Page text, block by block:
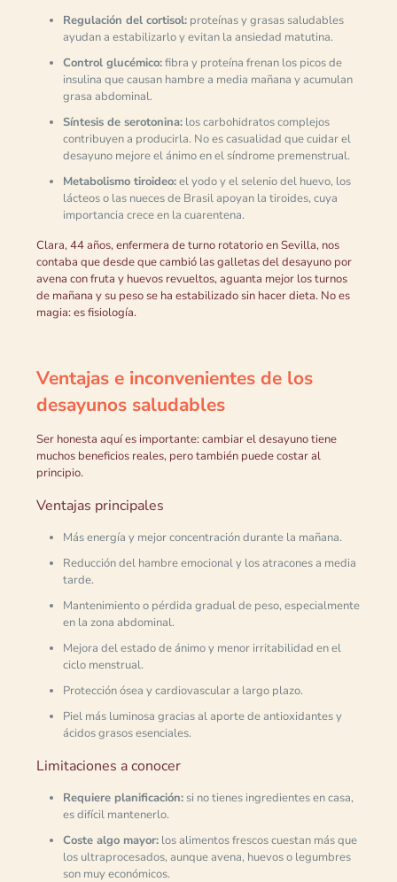
Regulación del cortisol:proteínas y grasas saludables
ayudan a estabilizarlo y evitan la ansiedad matutina.
Control glucémico:fibra y proteína frenan los picos de
insulina que causan hambre a media mañana y acumulan
grasa abdominal.
Síntesis de serotonina:los carbohidratos complejos
contribuyen a producirla. No es casualidad que cuidar el
desayuno mejore el ánimo en el síndrome premenstrual.
Metabolismo tiroideo:el yodo y el selenio del huevo, los
lácteos o las nueces de Brasil apoyan la tiroides, cuya
importancia crece en la cuarentena.
Clara, 44 años, enfermera de turno rotatorio en Sevilla, nos
contaba que desde que cambió las galletas del desayuno por
avena con fruta y huevos revueltos, aguanta mejor los turnos
de mañana y su peso se ha estabilizado sin hacer dieta. No es
magia: es fisiología.
Ventajas e inconvenientes de los
desayunos saludables
Ser honesta aquí es importante: cambiar el desayuno tiene
muchos beneficios reales, pero también puede costar al
principio.
Ventajas principales
Más energía y mejor concentración durante la mañana.
Reducción del hambre emocional y los atracones a media
tarde.
Mantenimiento o pérdida gradual de peso, especialmente
en la zona abdominal.
Mejora del estado de ánimo y menor irritabilidad en el
ciclo menstrual.
Protección ósea y cardiovascular a largo plazo.
Piel más luminosa gracias al aporte de antioxidantes y
ácidos grasos esenciales.
Limitaciones a conocer
Requiere planificación:si no tienes ingredientes en casa,
es difícil mantenerlo.
Coste algo mayor:los alimentos frescos cuestan más que
los ultraprocesados, aunque avena, huevos o legumbres
son muy económicos.